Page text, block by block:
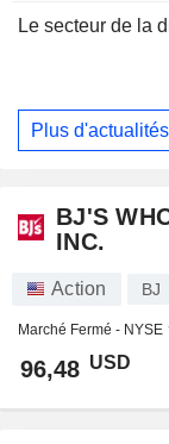
Le secteur de la
Plus d'actualités
BJ'S
INC.
Action BJ
Marché Fermé - NYSE
96,48 USD